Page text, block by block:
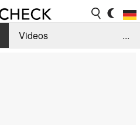
Videos
...